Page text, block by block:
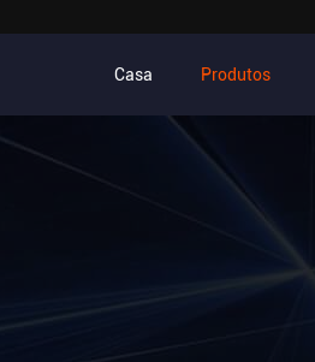
Casa Produtos